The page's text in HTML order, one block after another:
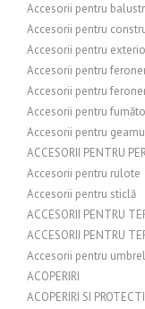
Accesorii pentru
Accesorii pentru
Accesorii pentru
Accesorii pentru
Accesorii pentru
Accesorii pentru
Accesorii pentru
ACCESORII PENTRU
Accesorii pentru rulote
Accesorii pentru sticlă
ACCESORII PENTRU
ACCESORII PENTRU
Accesorii pentru
ACOPERIRI
ACOPERIRI SI